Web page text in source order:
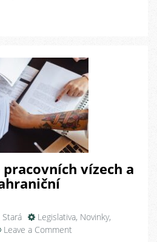
vízech a
Stará Legislativa, Novinky,
Leave a Comment